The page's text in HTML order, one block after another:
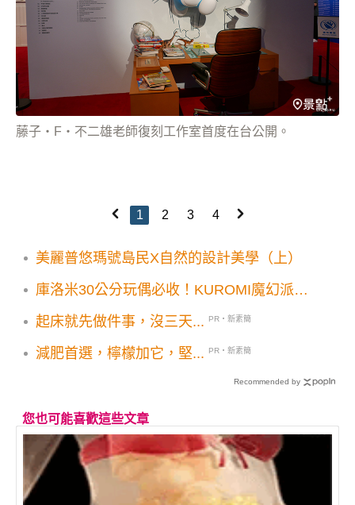
藤子・F・不二雄老師復刻工作室首度在台公開。
1 2 3 4
美麗普悠瑪號島民X自然的設計美學（上）
庫洛米30公分玩偶必收！KUROMI魔幻派對
起床就先做件事，沒三天...
PR・新素簡
減肥首選，檸檬加它，堅... PR・新素簡
Recommended by
您也可能喜歡這些文章